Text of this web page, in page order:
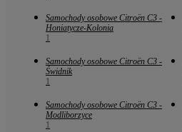
Samochody osobowe Citroën C3 -
Honiatycze-Kolonia
1
Samochody osobowe Citroën C3 -
Świdnik
1
Samochody osobowe Citroën C3 -
Modliborzyce
1